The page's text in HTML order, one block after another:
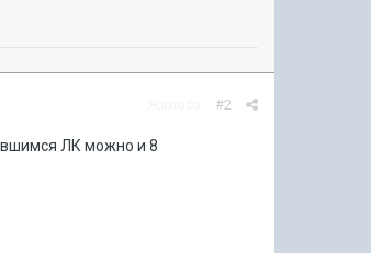
#2
ЛК можно и 8